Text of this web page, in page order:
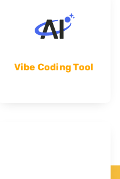
Vibe Coding Tool